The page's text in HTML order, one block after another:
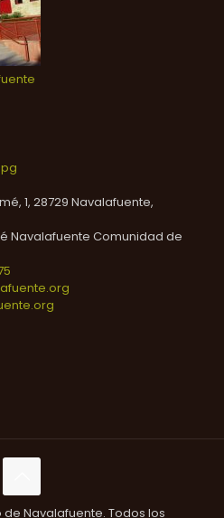
1, 28729 Navalafuente,
Navalafuente Comunidad de
de Navalafuente. Todos los